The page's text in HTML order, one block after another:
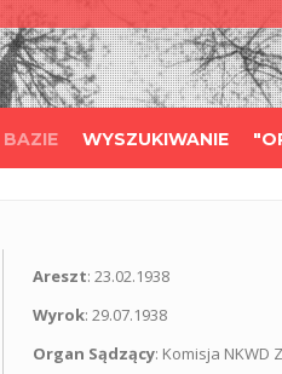
BAZIE WYSZUKIWANIE
Areszt: 23.02.1938
Wyrok: 29.07.1938
Organ Sądzący: Komisja NKWD